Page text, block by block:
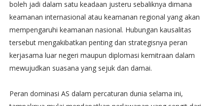
boleh jadi dalam satu keadaan justeru sebaliknya dimana
keamanan internasional atau keamanan regional yang akan
mempengaruhi keamanan nasional. Hubungan kausalitas
tersebut mengakibatkan penting dan strategisnya peran
kerjasama luar negeri maupun diplomasi kemitraan dalam
mewujudkan suasana yang sejuk dan damai.
Peran dominasi AS dalam percaturan dunia selama ini,